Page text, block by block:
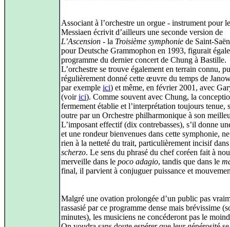
Associant à l’orchestre un orgue - instrument pour
Messiaen écrivit d’ailleurs une seconde version de
L’Ascension - la Troisième symphonie de Saint-
pour Deutsche Grammophon en 1993, figurait
programme du dernier concert de Chung à Bastille.
L’orchestre se trouve également en terrain connu,
régulièrement donné cette œuvre du temps de
par exemple ici) et même, en février 2001, avec
(voirici). Comme souvent avec Chung, la
fermement établie et l’interprétation toujours tenue,
outre par un Orchestre philharmonique à son
L’imposant effectif (dix contrebasses), s’il donne
et une rondeur bienvenues dans cette symphonie,
rien à la netteté du trait, particulièrement incisif
scherzo. Le sens du phrasé du chef coréen fait à
merveille dans le poco adagio, tandis que dans le
final, il parvient à conjuguer puissance et
Malgré une ovation prolongée d’un public pas
rassasié par ce programme dense mais brévissime
minutes), les musiciens ne concéderont pas le